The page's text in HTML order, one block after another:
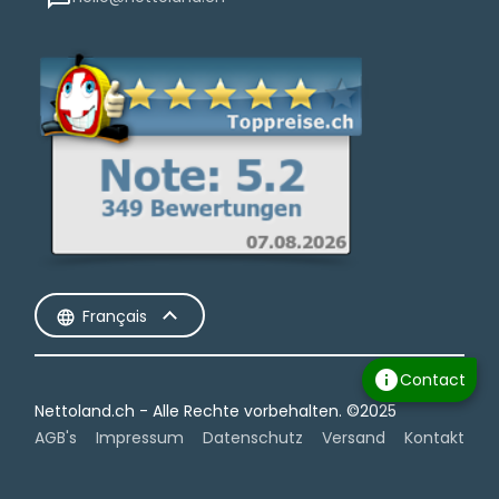
Français
Nettoland.ch - Alle Rechte vorbehalten.​ ©2025
AGB's
Impressum Datenschutz Versand Kontakt
infoContact